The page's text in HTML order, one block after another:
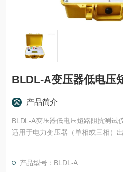
BLDL-A变压器低电压
产品简介
BLDL-A变压器低电压短路阻抗测试
适用于电力变压器（单相或三相）
验中低电压负载阻抗测试。
其原理是在现场对电力变压进行短
产品型号：BLDL-A